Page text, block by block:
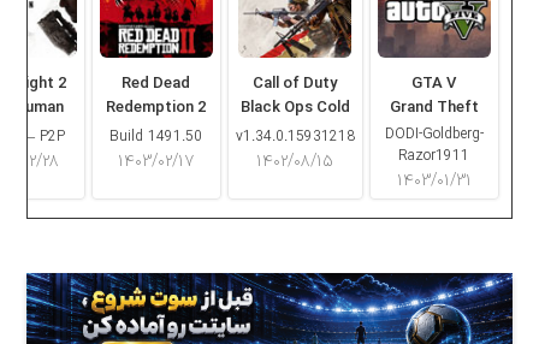
GTA V
Grand Theft
Auto V
DODI-Goldberg-
Razor1911
۱۴۰۳/۰۱/۳۱
Call of Duty
Black Ops Cold
War
v1.34.0.15931218
۱۴۰۲/۰۸/۱۵
Red Dead
Redemption 2
Build 1491.50
۱۴۰۳/۰۲/۱۷
Light 2
Human
– P2P
۱۴۰۳/